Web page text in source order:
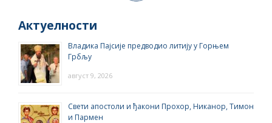
Актуелности
Владика Пајсије предводио литију у Горњем
Грбљу
август 9, 2026
Свети апостоли и ђакони Прохор, Никанор, Тимон
и Пармен